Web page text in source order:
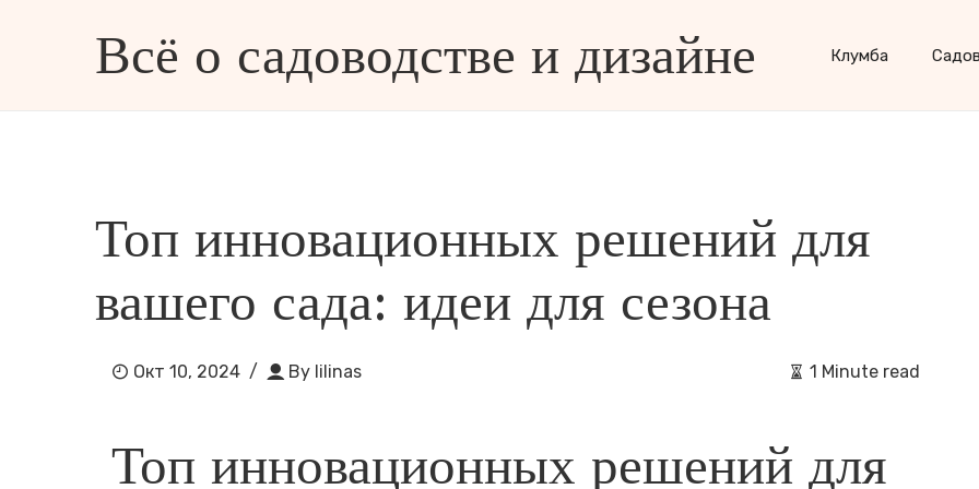
Всё о садоводстве и дизайне Клумба
Топ инновационных решений для
вашего сада: идеи для сезона
Окт 10, 2024 / By lilinas 1 Minute read
Топ инновационных решений для
и дизайне